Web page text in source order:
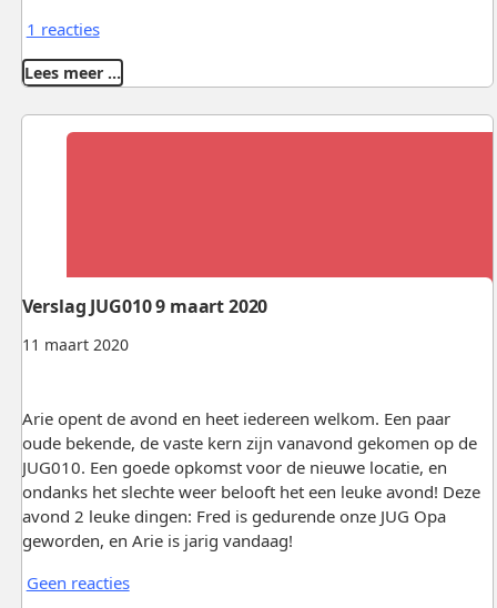
1 reacties
Lees meer …
11 maart 2020
Verslag JUG010 9 maart 2020
Arie opent de avond en heet iedereen welkom. Een paar
oude bekende, de vaste kern zijn vanavond gekomen op de
JUG010. Een goede opkomst voor de nieuwe locatie, en
ondanks het slechte weer belooft het een leuke avond! Deze
avond 2 leuke dingen: Fred is gedurende onze JUG Opa
geworden, en Arie is jarig vandaag!
Geen reacties